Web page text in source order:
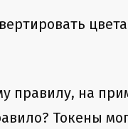
на
Токены